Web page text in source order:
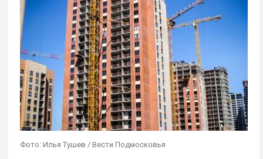
Фото: Илья Тушев / Вести Подмосковья